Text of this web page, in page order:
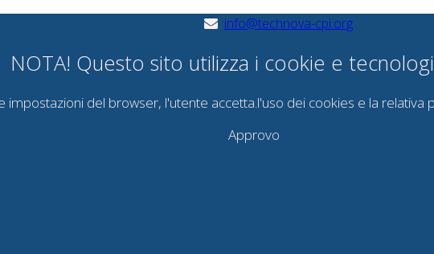
info@technova-cpi.org
NOTA! Questo sito utilizza i cookie e
impostazioni del browser, l'utente accetta.l'uso dei cookies e la relativa
Approvo